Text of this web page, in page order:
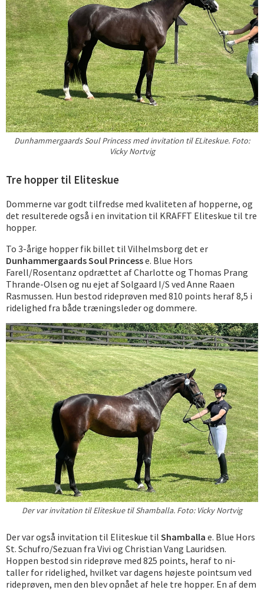
Dunhammergaards Soul Princess med invitation til ELiteskue. Foto:
Vicky Nortvig
Tre hopper til Eliteskue
Dommerne var godt tilfredse med kvaliteten af hopperne, og
det resulterede også i en invitation til KRAFFT Eliteskue til tre
hopper.
To 3-årige hopper fik billet til Vilhelmsborg det er
Dunhammergaards Soul Princesse. Blue Hors
Farell/Rosentanz opdrættet af Charlotte og Thomas Prang
Thrande-Olsen og nu ejet af Solgaard I/S ved Anne Raaen
Rasmussen. Hun bestod rideprøven med 810 points heraf 8,5 i
ridelighed fra både træningsleder og dommere.
Der var invitation til Eliteskue til Shamballa. Foto: Vicky Nortvig
Der var også invitation til Eliteskue til Shamballa e. Blue Hors
St. Schufro/Sezuan fra Vivi og Christian Vang Lauridsen.
Hoppen bestod sin rideprøve med 825 points, heraf to ni-
taller for ridelighed, hvilket var dagens højeste pointsum ved
rideprøven, men den blev opnået af hele tre hopper. En af dem